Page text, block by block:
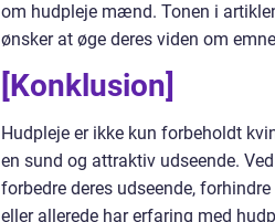
om hudpleje mænd. Tonen i
ønsker at øge deres viden om
[Konklusion]
Hudpleje er ikke kun forbeholdt
en sund og attraktiv udseende.
forbedre deres udseende,
eller allerede har erfaring med